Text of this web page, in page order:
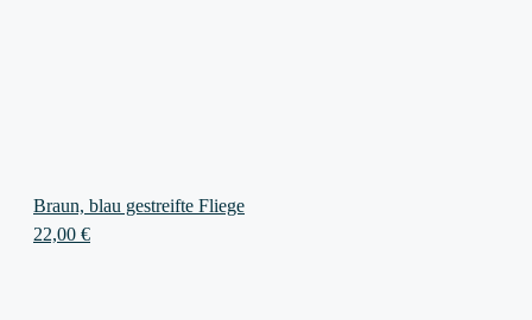
Braun, blau gestreifte Fliege
22,00 €